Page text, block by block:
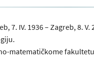
7. IV. 1936 – Zagreb, 8.
matematičkome